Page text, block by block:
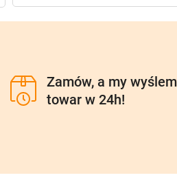
Zamów, a my
towar w 24h!